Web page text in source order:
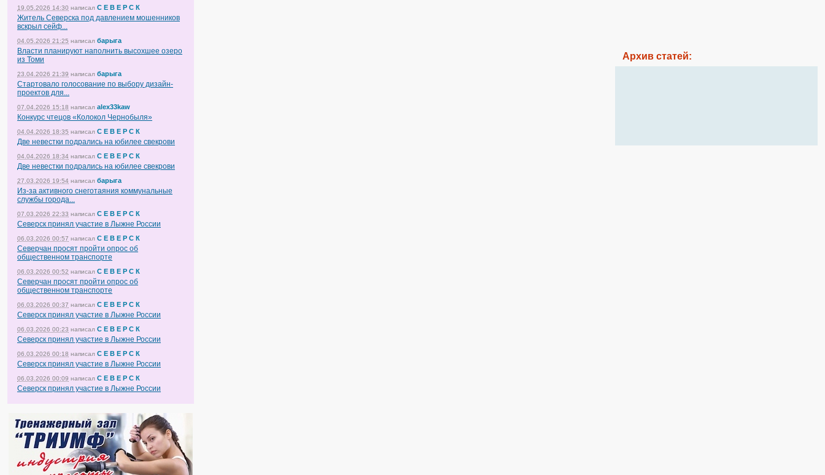
19.05.2026 14:30 написал С Е В Е Р С К
Житель Северска под давлением мошенников
вскрыл сейф...
04.05.2026 21:25 написал барыга
Власти планируют наполнить высохшее озеро
из Томи
23.04.2026 21:39 написал барыга
Стартовало голосование по выбору дизайн-
проектов для...
07.04.2026 15:18 написал alex33kaw
Конкурс чтецов «Колокол Чернобыля»
04.04.2026 18:35 написал С Е В Е Р С К
Две невестки подрались на юбилее свекрови
04.04.2026 18:34 написал С Е В Е Р С К
Две невестки подрались на юбилее свекрови
27.03.2026 19:54 написал барыга
Из-за активного снеготаяния коммунальные
службы города...
07.03.2026 22:33 написал С Е В Е Р С К
Северск принял участие в Лыжне России
06.03.2026 00:57 написал С Е В Е Р С К
Северчан просят пройти опрос об
общественном транспорте
06.03.2026 00:52 написал С Е В Е Р С К
Северчан просят пройти опрос об
общественном транспорте
06.03.2026 00:37 написал С Е В Е Р С К
Северск принял участие в Лыжне России
06.03.2026 00:23 написал С Е В Е Р С К
Северск принял участие в Лыжне России
06.03.2026 00:18 написал С Е В Е Р С К
Северск принял участие в Лыжне России
06.03.2026 00:09 написал С Е В Е Р С К
Северск принял участие в Лыжне России
Архив статей: